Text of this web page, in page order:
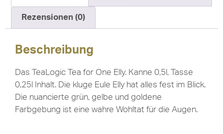
Rezensionen (0)
Beschreibung
Das TeaLogic Tea for One Elly. Kanne 0,5l, Tasse
0,25l Inhalt. Die kluge Eule Elly hat alles fest im Blick.
Die nuancierte grün, gelbe und goldene
Farbgebung ist eine wahre Wohltat für die Augen.